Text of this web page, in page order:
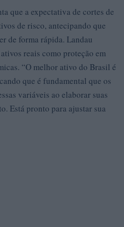
que a expectativa de cortes de
de risco, antecipando que
de forma rápida. Landau
reais como proteção em
“O melhor ativo do Brasil é
que é fundamental que os
variáveis ao elaborar suas
Está pronto para ajustar sua